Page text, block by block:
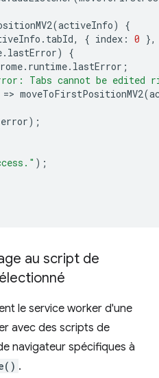
(activeInfo)
{
. tabId, { index : 0 },
. lastError)
{
. runtime. lastError ;
Tabs cannot be edited
=> moveToFirstPositionMV2(
error);
);
au script de
le service worker d'une
avec des scripts de
navigateur spécifiques à
.